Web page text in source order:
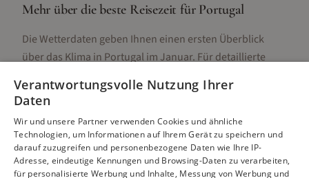
Mehr über die beste Reisezeit für Portugal
Die Wetterdaten geben Ihnen einen ersten Überblick
über das Klima in Portugalim Januar. Für detaillierte
Unterschieden, Aktivitäten und Reisetipps besuchen Sie
Alle Infos zur besten Reisezeit Portugal
Verantwortungsvolle Nutzung Ihrer
Daten
Wir und unsere Partner verwenden Cookies und ähnliche
Technologien, um Informationen auf Ihrem Gerät zu speichern und
darauf zuzugreifen und personenbezogene Daten wie Ihre IP-
Adresse, eindeutige Kennungen und Browsing-Daten zu verarbeiten,
für personalisierte Werbung und Inhalte, Messung von Werbung und